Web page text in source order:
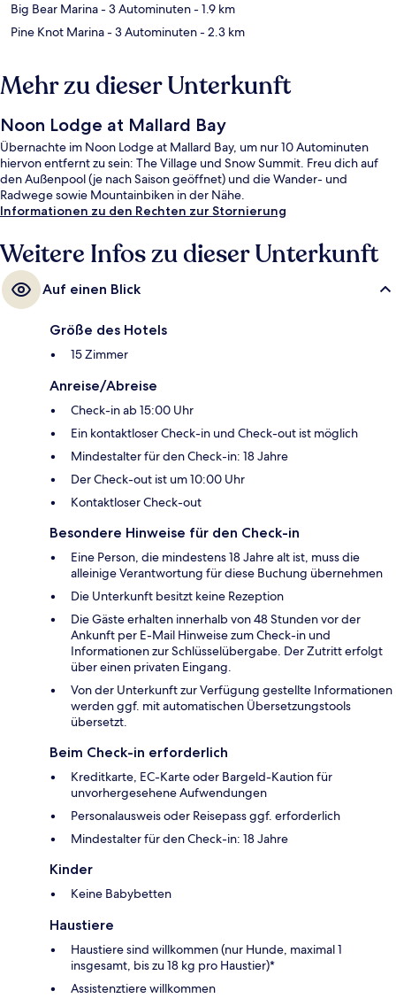
Big Bear Marina- 3 Autominuten- 1.9 km
Pine Knot Marina- 3 Autominuten- 2.3 km
Mehr zu dieser Unterkunft
Noon Lodge at Mallard Bay
Übernachte im Noon Lodge at Mallard Bay, um nur 10 Autominuten
hiervon entfernt zu sein: The Village und Snow Summit. Freu dich auf
den Außenpool (je nach Saison geöffnet) und die Wander- und
Radwege sowie Mountainbiken in der Nähe.
Informationen zu den Rechten zur Stornierung
Weitere Infos zu dieser Unterkunft
Auf einen Blick
Größe des Hotels
15 Zimmer
Anreise/Abreise
Check-in ab 15:00 Uhr
Ein kontaktloser Check-in und Check-out ist möglich
Mindestalter für den Check-in: 18 Jahre
Der Check-out ist um 10:00 Uhr
Kontaktloser Check-out
Besondere Hinweise für den Check-in
Eine Person, die mindestens 18 Jahre alt ist, muss die
alleinige Verantwortung für diese Buchung übernehmen
Die Unterkunft besitzt keine Rezeption
Die Gäste erhalten innerhalb von 48 Stunden vor der
Ankunft per E-Mail Hinweise zum Check-in und
Informationen zur Schlüsselübergabe. Der Zutritt erfolgt
über einen privaten Eingang.
Von der Unterkunft zur Verfügung gestellte Informationen
werden ggf. mit automatischen Übersetzungstools
übersetzt.
Beim Check-in erforderlich
Kreditkarte, EC-Karte oder Bargeld-Kaution für
unvorhergesehene Aufwendungen
Personalausweis oder Reisepass ggf. erforderlich
Mindestalter für den Check-in: 18 Jahre
Kinder
Keine Babybetten
Haustiere
Haustiere sind willkommen (nur Hunde, maximal 1
insgesamt, bis zu 18 kg pro Haustier)*
Assistenztiere willkommen